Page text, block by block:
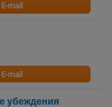
mail
mail
убеждения